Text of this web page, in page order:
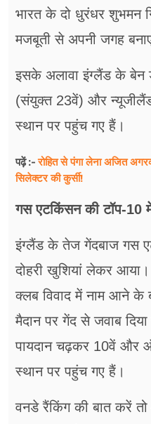
भारत के दो धुरंधर शुभमन
मजबूती से अपनी जगह
इसके अलावा इंग्लैंड के बेन
(संयुक्त 23वें) और
स्थान पर पहुंच गए हैं।
पढ़ें :-रोहित से पंगा लेना अजित
सिलेक्टर की कुर्सी!
गस एटकिंसन की टॉप-10
इंग्लैंड के तेज गेंदबाज गस
दोहरी खुशियां लेकर
क्लब विवाद में नाम आने के
मैदान पर गेंद से जवाब
पायदान चढ़कर 10वें और
स्थान पर पहुंच गए हैं।
वनडे रैंकिंग की बात करें